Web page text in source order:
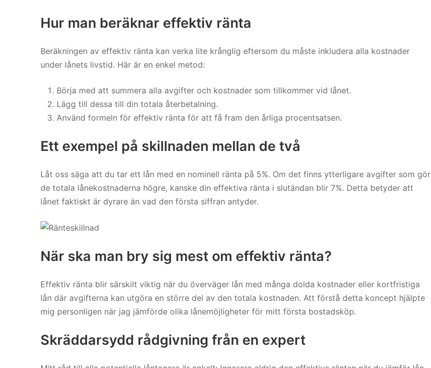
Hur man beräknar effektiv ränta
Beräkningen av effektiv ränta kan verka lite krånglig eftersom du måste inkludera alla kostnader
under lånets livstid. Här är en enkel metod:
Börja med att summera alla avgifter och kostnader som tillkommer vid lånet.
Lägg till dessa till din totala återbetalning.
Använd formeln för effektiv ränta för att få fram den årliga procentsatsen.
Ett exempel på skillnaden mellan de två
Låt oss säga att du tar ett lån med en nominell ränta på 5%. Om det finns ytterligare avgifter som gör
de totala lånekostnaderna högre, kanske din effektiva ränta i slutändan blir 7%. Detta betyder att
lånet faktiskt är dyrare än vad den första siffran antyder.
När ska man bry sig mest om effektiv ränta?
Effektiv ränta blir särskilt viktig när du överväger lån med många dolda kostnader eller kortfristiga
lån där avgifterna kan utgöra en större del av den totala kostnaden. Att förstå detta koncept hjälpte
mig personligen när jag jämförde olika lånemöjligheter för mitt första bostadsköp.
Skräddarsydd rådgivning från en expert